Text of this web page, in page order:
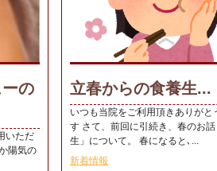
の
いただ
陽気の
立春からの食養生...
いつも当院をご利用頂きありがと
す さて、前回に引続き、春のお
生」について。 春になると､...
新着情報